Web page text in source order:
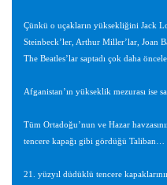
Çünkü o uçakların yüksekliğini Jack
Steinbeck’ler, Arthur Miller’lar, Joan
The Beatles’lar saptadı çok daha
Afganistan’ın yükseklik mezurası ise
Tüm Ortadoğu’nun ve Hazar
tencere kapağı gibi gördüğü Taliban…
21. yüzyıl düdüklü tencere